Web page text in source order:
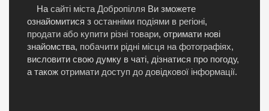
На сайті міста Добропілля Ви зможете
ознайомитися з останніми подіями в регіоні,
продати або купити різні товари, отримати нові
знайомства, побачити рідні місця на фотографіях,
висловити свою думку в чаті, дізнатися про погоду,
а також отримати доступ до довідкової інформації.